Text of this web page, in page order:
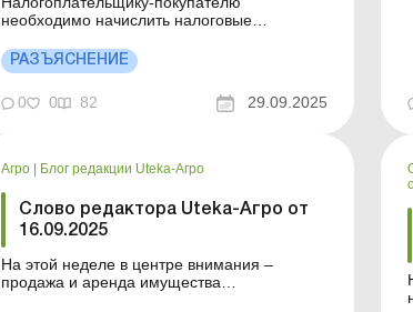
необходимо начислить налоговые
механизма, определенного п. 198.5 НК, в
налоговом периоде, в котором происходит
списание кредиторской задолженности, и
составить и зарегистрировать в Едином
РАЗЪЯСНЕНИЕ
0 0 82 29.09.2025
Агро Блог редакции Uteka-Агро
Слово редактора Uteka-Агро от
16.09.2025
На этой неделе в центре внимания –
продажа и аренда имущества